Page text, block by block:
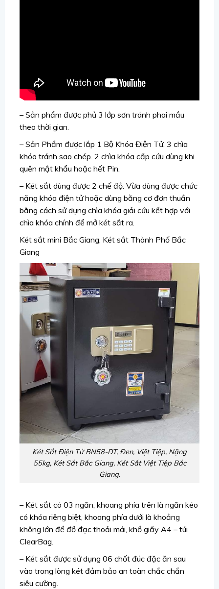
– Sản phẩm được phủ 3 lớp sơn tránh phai mầu
theo thời gian.
– Sản Phẩm được lắp 1 Bộ Khóa Điện Tử, 3 chìa
khóa tránh sao chép. 2 chìa khóa cấp cứu dùng khi
quên mật khẩu hoặc hết Pin.
– Két sắt dùng được 2 chế độ: Vừa dùng được chức
năng khóa điện tử hoặc dùng bằng cơ đơn thuần
bằng cách sử dụng chìa khóa giải cứu kết hợp với
chìa khóa chính để mở két sắt ra.
Két sắt mini Bắc Giang, Két sắt Thành Phố Bắc
Giang
Két Sắt Điện Tử BN58-DT, Đen, Việt Tiệp, Nặng
55kg, Két Sắt Bắc Giang, Két Sắt Việt Tiệp Bắc
Giang.
– Két sắt có 03 ngăn, khoang phía trên là ngăn kéo
có khóa riêng biệt, khoang phía dưới là khoảng
không lớn để đồ đạc thoải mái, khổ giấy A4 – túi
ClearBag.
– Két sắt được sử dụng 06 chốt đúc đặc ăn sau
vào trong lòng két đảm bảo an toàn chắc chắn
siêu cường.